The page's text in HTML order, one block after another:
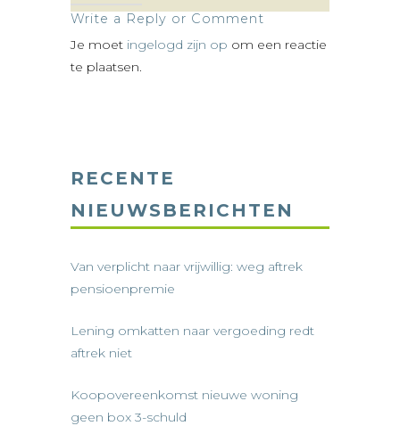
Write a Reply or Comment
Je moet ingelogd zijn op om een reactie
te plaatsen.
RECENTE
NIEUWSBERICHTEN
Van verplicht naar vrijwillig: weg aftrek
pensioenpremie
Lening omkatten naar vergoeding redt
aftrek niet
Koopovereenkomst nieuwe woning
geen box 3-schuld